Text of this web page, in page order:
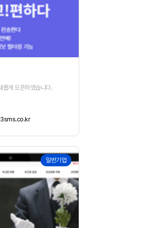
게 오픈하였습니다.
일반기업